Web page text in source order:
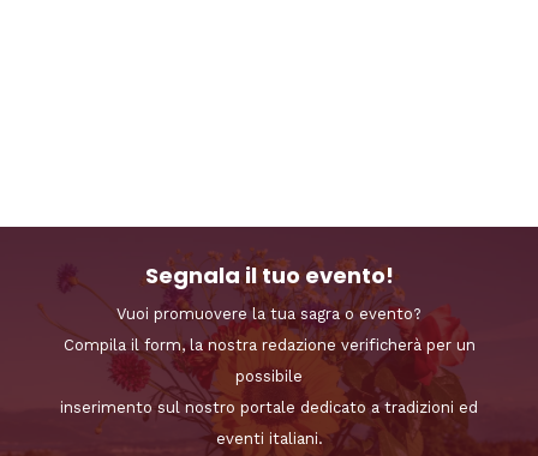
Segnala il tuo evento!
Vuoi promuovere la tua sagra o evento?
Compila il form, la nostra redazione verificherà per un
possibile
inserimento sul nostro portale dedicato a tradizioni ed
eventi italiani.